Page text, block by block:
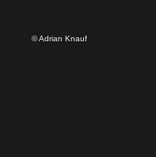
© Adrian Knauf